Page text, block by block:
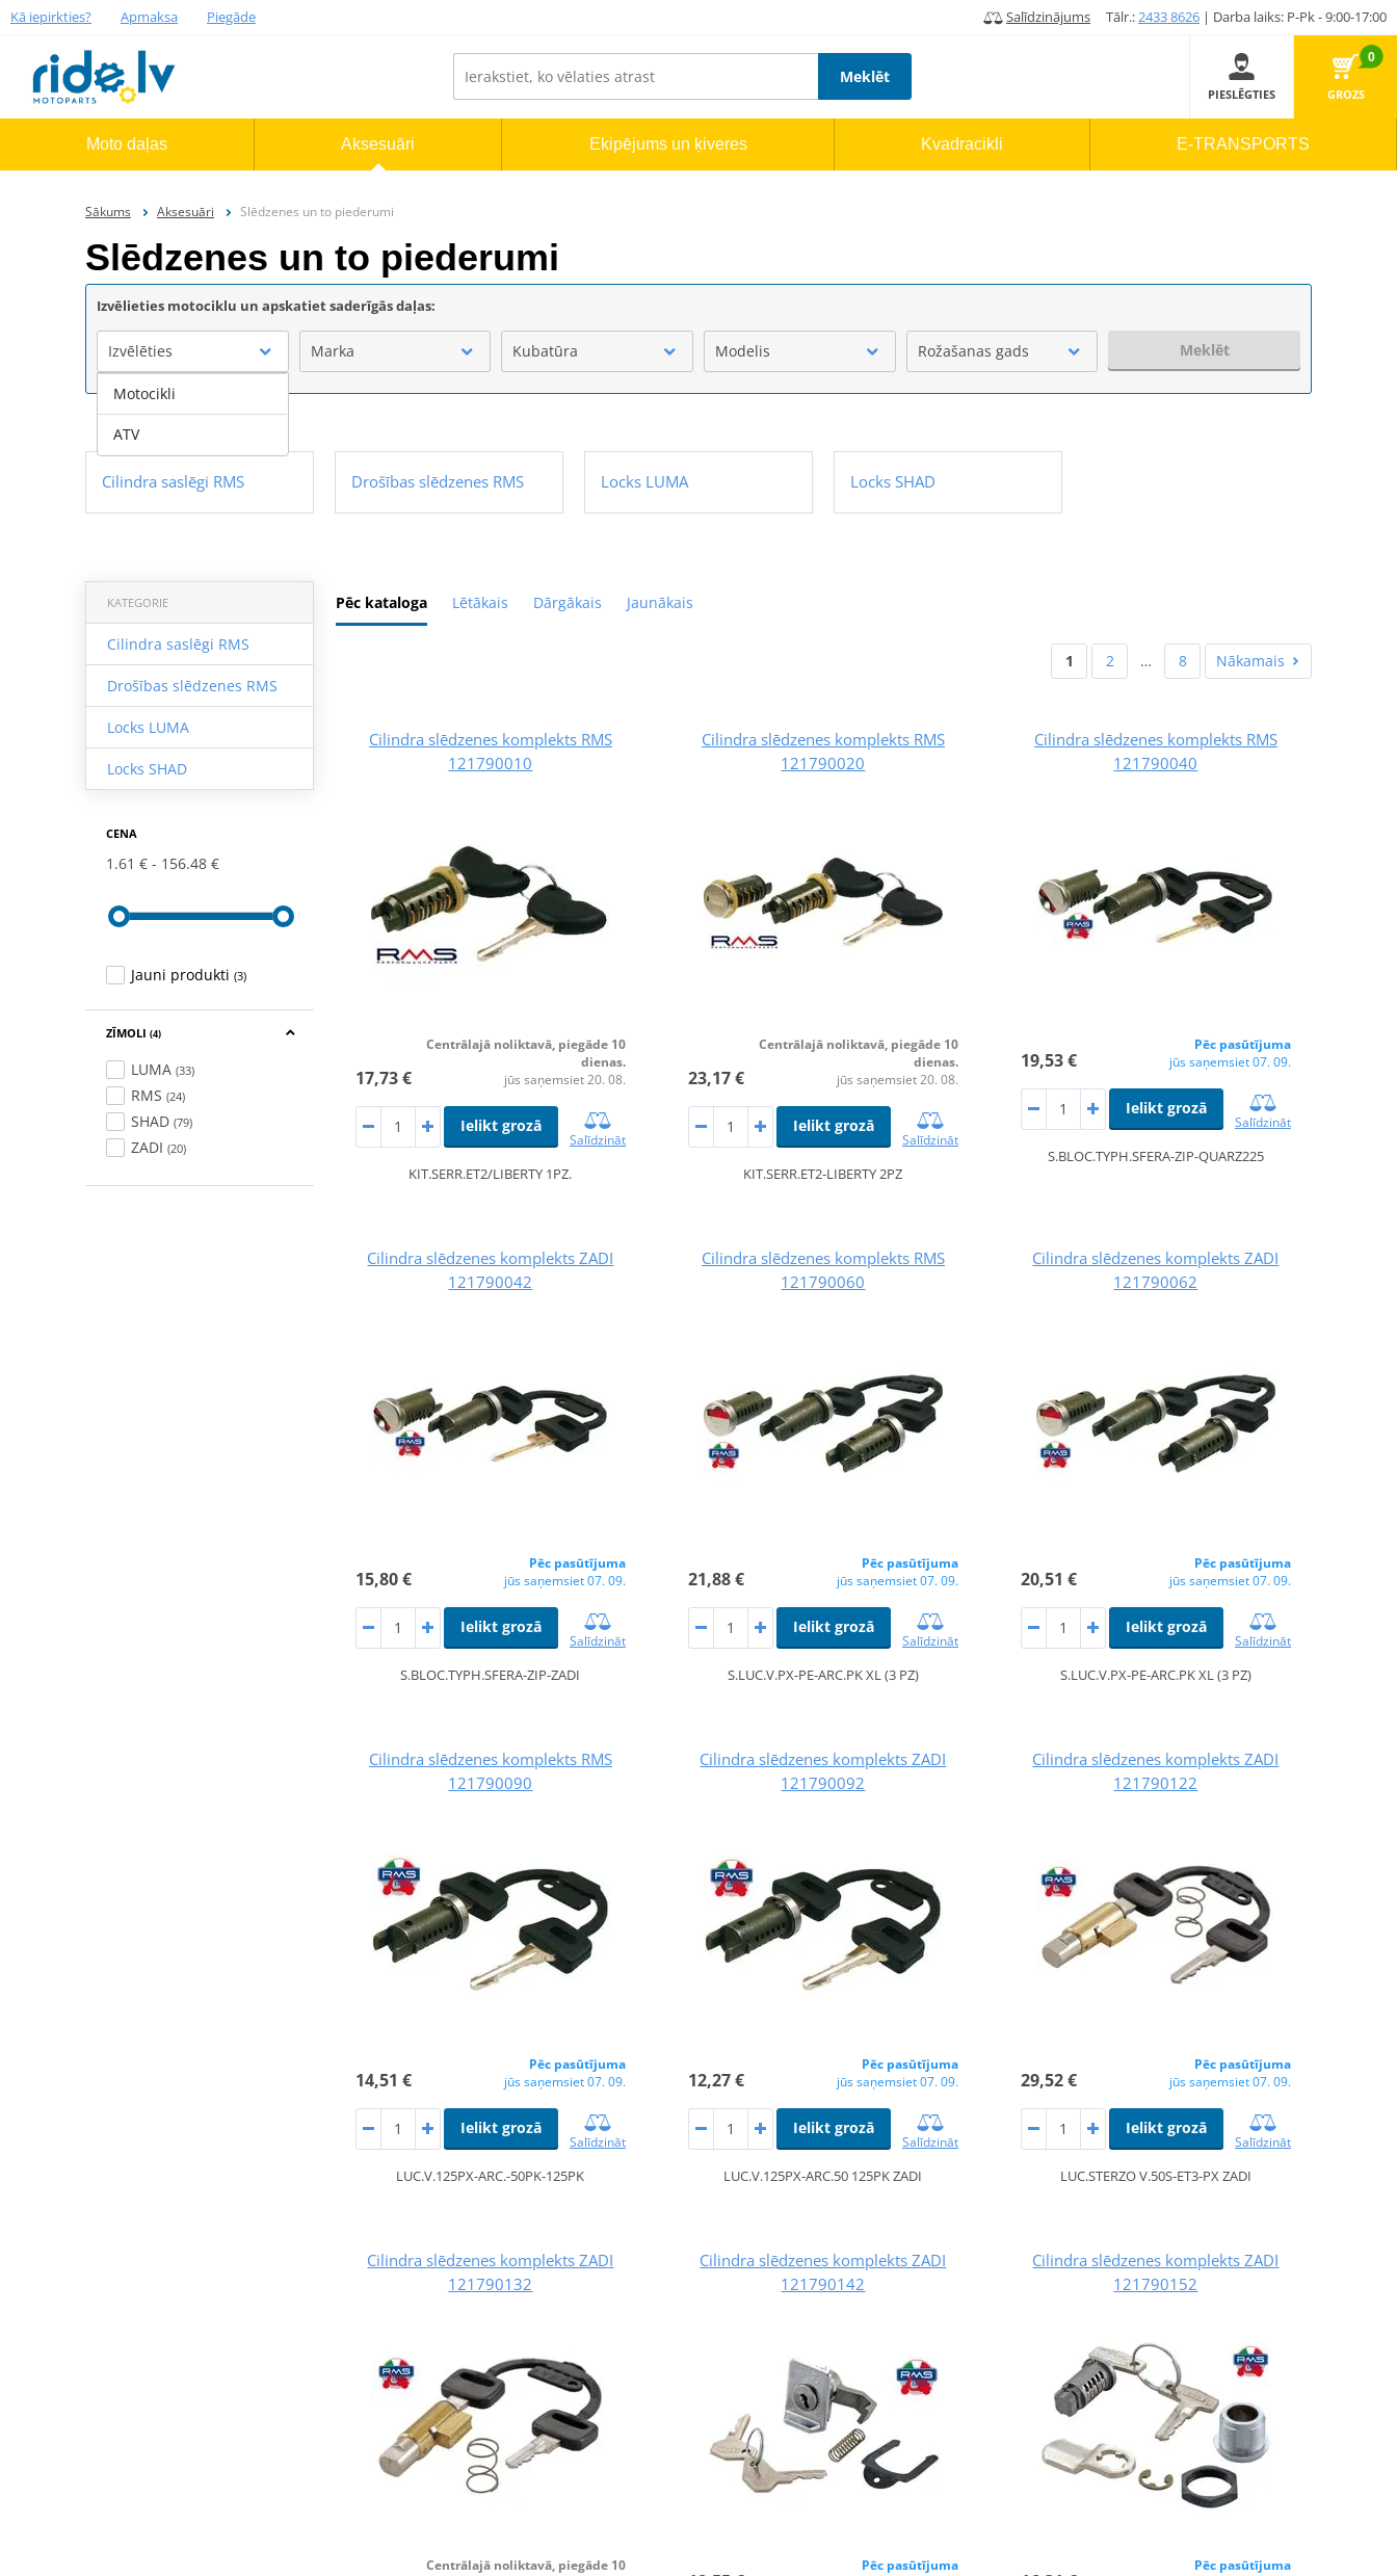
Kā iepirkties? Apmaksa Piegāde Salīdzinājums Tālr.:2433 8626 | Darba laiks: P-Pk - 9:00-17:00
Meklēt
PIESLĒGTIES
0
GROZS
Moto daļas Aksesuāri Ekipējums un ķiveres Kvadracikli E-TRANSPORTS
Sākums Aksesuāri Slēdzenes un to piederumi
Slēdzenes un to piederumi
Izvēlieties motociklu un apskatiet saderīgās daļas:
Izvēlēties Marka Kubatūra Modelis Rožašanas gads Meklēt
Cilindra saslēgi RMS Drošības slēdzenes RMS Locks LUMA Locks SHAD
Pēc kataloga Lētākais Dārgākais Jaunākais
KATEGORIE
Cilindra saslēgi RMS
Drošības slēdzenes RMS
Locks LUMA
Locks SHAD
CENA
1.61 € 156.48 €
Jauni produkti (3)
ZĪMOLI (4)
LUMA (33)
RMS (24)
SHAD (79)
ZADI (20)
1 2 … 8 Nākamais
Cilindra slēdzenes komplekts RMS
121790010
17,73 €
Centrālajā noliktavā, piegāde 10
dienas.
jūs saņemsiet 20. 08.
Ielikt grozā
Salīdzināt
KIT.SERR.ET2/LIBERTY 1PZ.
Cilindra slēdzenes komplekts RMS
121790020
23,17 €
Centrālajā noliktavā, piegāde 10
dienas.
jūs saņemsiet 20. 08.
Ielikt grozā
Salīdzināt
KIT.SERR.ET2-LIBERTY 2PZ
Cilindra slēdzenes komplekts RMS
121790040
19,53 €
Pēc pasūtījuma
jūs saņemsiet 07. 09.
Ielikt grozā
Salīdzināt
S.BLOC.TYPH.SFERA-ZIP-QUARZ225
Cilindra slēdzenes komplekts ZADI
121790042
15,80 €
Pēc pasūtījuma
jūs saņemsiet 07. 09.
Ielikt grozā
Salīdzināt
S.BLOC.TYPH.SFERA-ZIP-ZADI
Cilindra slēdzenes komplekts RMS
121790060
21,88 €
Pēc pasūtījuma
jūs saņemsiet 07. 09.
Ielikt grozā
Salīdzināt
S.LUC.V.PX-PE-ARC.PK XL (3 PZ)
Cilindra slēdzenes komplekts ZADI
121790062
20,51 €
Pēc pasūtījuma
jūs saņemsiet 07. 09.
Ielikt grozā
Salīdzināt
S.LUC.V.PX-PE-ARC.PK XL (3 PZ)
Cilindra slēdzenes komplekts RMS
121790090
14,51 €
Pēc pasūtījuma
jūs saņemsiet 07. 09.
Ielikt grozā
Salīdzināt
LUC.V.125PX-ARC.-50PK-125PK
Cilindra slēdzenes komplekts ZADI
121790092
12,27 €
Pēc pasūtījuma
jūs saņemsiet 07. 09.
Ielikt grozā
Salīdzināt
LUC.V.125PX-ARC.50 125PK ZADI
Cilindra slēdzenes komplekts ZADI
121790122
29,52 €
Pēc pasūtījuma
jūs saņemsiet 07. 09.
Ielikt grozā
Salīdzināt
LUC.STERZO V.50S-ET3-PX ZADI
Cilindra slēdzenes komplekts ZADI
121790132
Centrālajā noliktavā, piegāde 10
Cilindra slēdzenes komplekts ZADI
121790142
Pēc pasūtījuma
Cilindra slēdzenes komplekts ZADI
121790152
Pēc pasūtījuma
Motocikli
ATV